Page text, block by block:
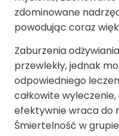
zdominowane
powodując coraz
Zaburzenia
przewlekły, jednak
odpowiedniego
całkowite
efektywnie wraca do
Śmiertelność w